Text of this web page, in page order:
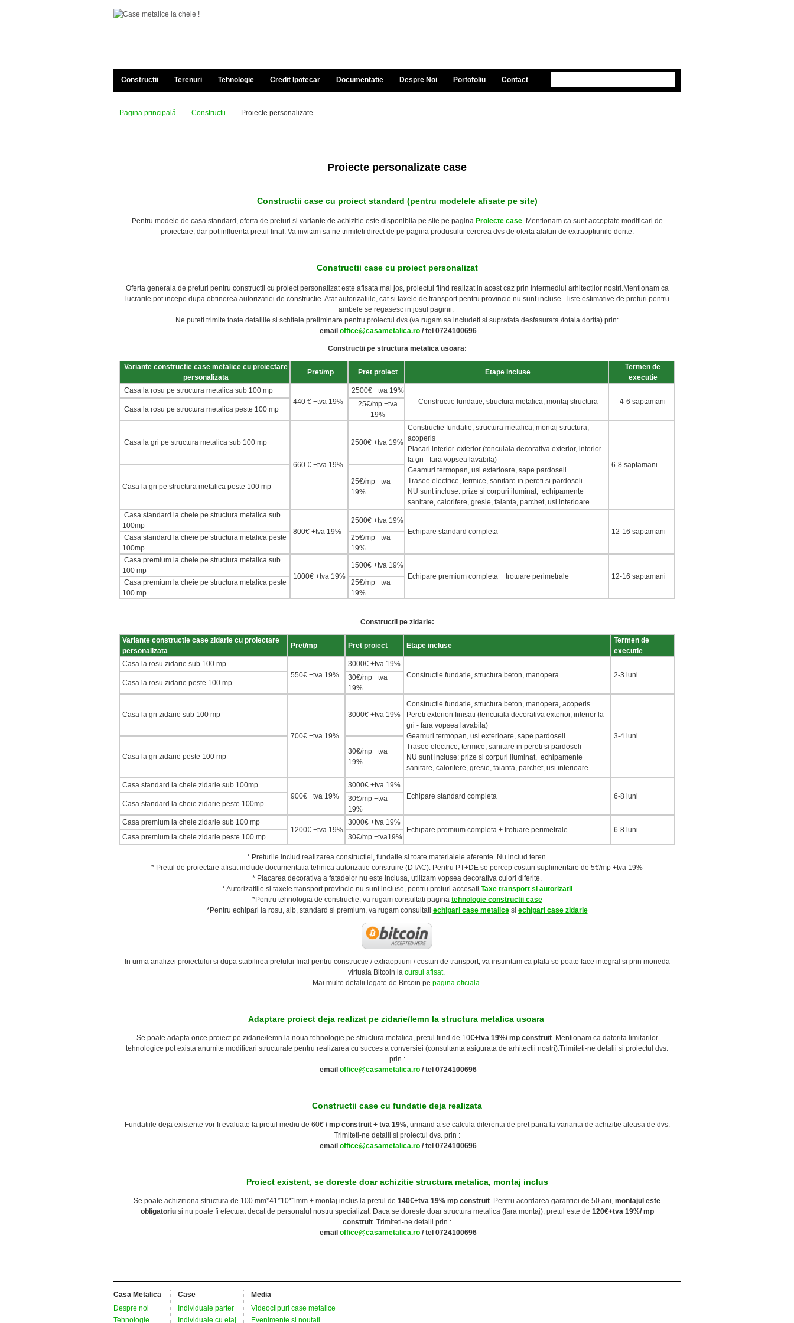
Constructii Terenuri Tehnologie Credit Ipotecar Documentatie Despre Noi Portofoliu Contact
Pagina principală Constructii Proiecte personalizate
Proiecte personalizate case
Constructii case cu proiect standard (pentru modelele afisate pe site)
Pentru modele de casa standard, oferta de preturi si variante de achizitie este disponibila pe site pe pagina Proiecte case. Mentionam ca sunt acceptate modificari de
proiectare, dar pot influenta pretul final. Va invitam sa ne trimiteti direct de pe pagina produsului cererea dvs de oferta alaturi de extraoptiunile dorite.
Constructii case cu proiect personalizat
Oferta generala de preturi pentru constructii cu proiect personalizat este afisata mai jos, proiectul fiind realizat in acest caz prin intermediul arhitectilor nostri.Mentionam ca
lucrarile pot incepe dupa obtinerea autorizatiei de constructie. Atat autorizatiile, cat si taxele de transport pentru provincie nu sunt incluse - liste estimative de preturi pentru
ambele se regasesc in josul paginii.
Ne puteti trimite toate detaliile si schitele preliminare pentru proiectul dvs (va rugam sa includeti si suprafata desfasurata /totala dorita) prin:
email office@casametalica.ro/tel 0724100696
Constructii pe structura metalica usoara:
Variante constructie case metalice cu proiectare
personalizata
Pret/mp Pret proiect Etape incluse
Termen de
executie
Casa la rosu pe structura metalica sub 100 mp
440 € +tva 19%
2500€ +tva 19%
Constructie fundatie, structura metalica, montaj structura
4-6 saptamani
Casa la rosu pe structura metalica peste 100 mp
25€/mp +tva
19%
Casa la gri pe structura metalica sub 100 mp
660 € +tva 19%
2500€ +tva 19%
Constructie fundatie, structura metalica, montaj structura,
acoperis
Placari interior-exterior (tencuiala decorativa exterior, interior
la gri - fara vopsea lavabila)
Geamuri termopan, usi exterioare, sape pardoseli
Trasee electrice, termice, sanitare in pereti si pardoseli
NU sunt incluse: prize si corpuri iluminat, echipamente
sanitare, calorifere, gresie, faianta, parchet, usi interioare
6-8 saptamani
Casa la gri pe structura metalica peste 100 mp
25€/mp +tva
19%
Casa standard la cheie pe structura metalica sub
100mp
800€ +tva 19%
2500€ +tva 19%
Echipare standard completa
12-16 saptamani
Casa standard la cheie pe structura metalica peste
100mp
25€/mp +tva
19%
Casa premium la cheie pe structura metalica sub
100 mp
1000€ +tva 19%
1500€ +tva 19%
Echipare premium completa + trotuare perimetrale
12-16 saptamani
Casa premium la cheie pe structura metalica peste
100 mp
25€/mp +tva
19%
Constructii pe zidarie:
Variante constructie case zidarie cu proiectare
personalizata
Pret/mp Pret proiect Etape incluse
Termen de
executie
Casa la rosu zidarie sub 100 mp
550€ +tva 19%
3000€ +tva 19%
Constructie fundatie, structura beton, manopera
2-3 luni
Casa la rosu zidarie peste 100 mp
30€/mp +tva
19%
Casa la gri zidarie sub 100 mp
700€ +tva 19%
3000€ +tva 19%
Constructie fundatie, structura beton, manopera, acoperis
Pereti exteriori finisati (tencuiala decorativa exterior, interior la
gri - fara vopsea lavabila)
Geamuri termopan, usi exterioare, sape pardoseli
Trasee electrice, termice, sanitare in pereti si pardoseli
NU sunt incluse: prize si corpuri iluminat, echipamente
sanitare, calorifere, gresie, faianta, parchet, usi interioare
3-4 luni
Casa la gri zidarie peste 100 mp
30€/mp +tva
19%
Casa standard la cheie zidarie sub 100mp
900€ +tva 19%
3000€ +tva 19%
Echipare standard completa
6-8 luni
Casa standard la cheie zidarie peste 100mp
30€/mp +tva
19%
Casa premium la cheie zidarie sub 100 mp
1200€ +tva 19%
3000€ +tva 19%
Echipare premium completa + trotuare perimetrale
6-8 luni
Casa premium la cheie zidarie peste 100 mp
30€/mp +tva19%
* Preturile includ realizarea constructiei, fundatie si toate materialele aferente. Nu includ teren.
* Pretul de proiectare afisat include documentatia tehnica autorizatie construire (DTAC). Pentru PT+DE se percep costuri suplimentare de 5€/mp +tva 19%
* Placarea decorativa a fatadelor nu este inclusa, utilizam vopsea decorativa culori diferite.
* Autorizatiile si taxele transport provincie nu sunt incluse, pentru preturi accesati Taxe transport si autorizatii
*Pentru tehnologia de constructie, va rugam consultati pagina tehnologie constructii case
*Pentru echipari la rosu, alb, standard si premium, va rugam consultati echipari case metalicesi echipari case zidarie
In urma analizei proiectului si dupa stabilirea pretului final pentru constructie / extraoptiuni / costuri de transport, va instiintam ca plata se poate face integral si prin moneda
virtuala Bitcoin la cursul afisat.
Mai multe detalii legate de Bitcoin pe pagina oficiala.
Adaptare proiect deja realizat pe zidarie/lemn la structura metalica usoara
Se poate adapta orice proiect pe zidarie/lemn la noua tehnologie pe structura metalica, pretul fiind de 10€+tva 19%/ mp construit. Mentionam ca datorita limitarilor
tehnologice pot exista anumite modificari structurale pentru realizarea cu succes a conversiei (consultanta asigurata de arhitectii nostri).Trimiteti-ne detalii si proiectul dvs.
prin :
email office@casametalica.ro/tel 0724100696
Constructii case cu fundatie deja realizata
Fundatiile deja existente vor fi evaluate la pretul mediu de 60€ / mp construit + tva 19%, urmand a se calcula diferenta de pret pana la varianta de achizitie aleasa de dvs.
Trimiteti-ne detalii si proiectul dvs. prin :
email office@casametalica.ro/tel 0724100696
Proiect existent, se doreste doar achizitie structura metalica, montaj inclus
Se poate achizitiona structura de 100 mm*41*10*1mm + montaj inclus la pretul de 140€+tva 19% mp construit. Pentru acordarea garantiei de 50 ani, montajul este
obligatoriusi nu poate fi efectuat decat de personalul nostru specializat. Daca se doreste doar structura metalica (fara montaj), pretul este de 120€+tva 19%/ mp
construit. Trimiteti-ne detalii prin :
email office@casametalica.ro/tel 0724100696
Casa Metalica
Despre noi
Tehnologie
Case
Individuale parter
Individuale cu etaj
Media
Videoclipuri case metalice
Evenimente si noutati